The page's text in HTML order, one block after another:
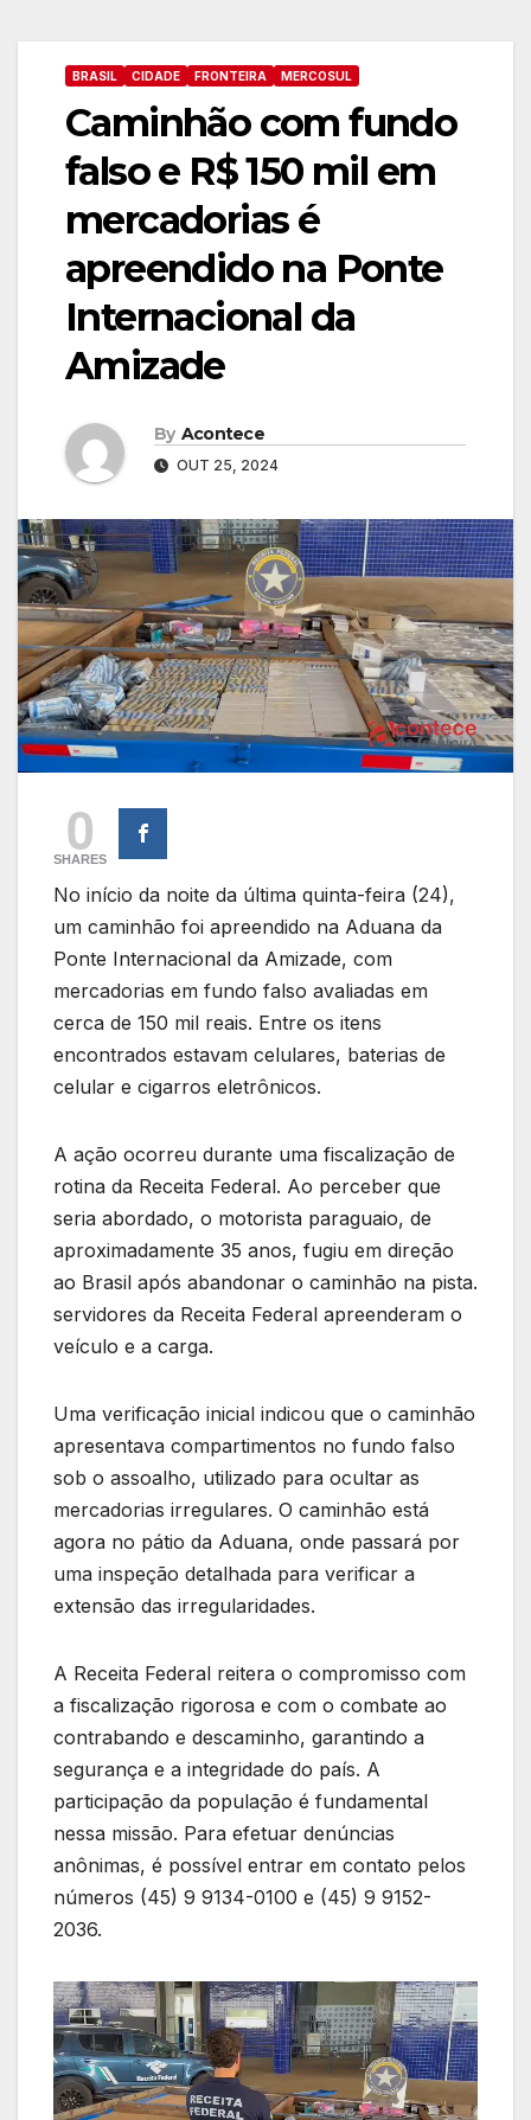
BRASIL CIDADE FRONTEIRA MERCOSUL
Caminhão com fundo
falso e R$ 150 mil em
mercadorias é
apreendido na Ponte
Internacional da
Amizade
By Acontece
OUT 25, 2024
0
SHARES
No início da noite da última quinta-feira (24),
um caminhão foi apreendido na Aduana da
Ponte Internacional da Amizade, com
mercadorias em fundo falso avaliadas em
cerca de 150 mil reais. Entre os itens
encontrados estavam celulares, baterias de
celular e cigarros eletrônicos.
A ação ocorreu durante uma fiscalização de
rotina da Receita Federal. Ao perceber que
seria abordado, o motorista paraguaio, de
aproximadamente 35 anos, fugiu em direção
ao Brasil após abandonar o caminhão na pista.
servidores da Receita Federal apreenderam o
veículo e a carga.
Uma verificação inicial indicou que o caminhão
apresentava compartimentos no fundo falso
sob o assoalho, utilizado para ocultar as
mercadorias irregulares. O caminhão está
agora no pátio da Aduana, onde passará por
uma inspeção detalhada para verificar a
extensão das irregularidades.
A Receita Federal reitera o compromisso com
a fiscalização rigorosa e com o combate ao
contrabando e descaminho, garantindo a
segurança e a integridade do país. A
participação da população é fundamental
nessa missão. Para efetuar denúncias
anônimas, é possível entrar em contato pelos
números (45) 9 9134-0100 e (45) 9 9152-
2036.